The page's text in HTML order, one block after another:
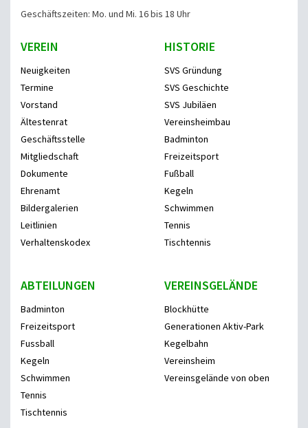
Geschäftszeiten: Mo. und Mi. 16 bis 18 Uhr
VEREIN
Neuigkeiten
Termine
Vorstand
Ältestenrat
Geschäftsstelle
Mitgliedschaft
Dokumente
Ehrenamt
Bildergalerien
Leitlinien
Verhaltenskodex
HISTORIE
SVS Gründung
SVS Geschichte
SVS Jubiläen
Vereinsheimbau
Badminton
Freizeitsport
Fußball
Kegeln
Schwimmen
Tennis
Tischtennis
ABTEILUNGEN
Badminton
Freizeitsport
Fussball
Kegeln
Schwimmen
Tennis
Tischtennis
VEREINSGELÄNDE
Blockhütte
Generationen Aktiv-Park
Kegelbahn
Vereinsheim
Vereinsgelände von oben